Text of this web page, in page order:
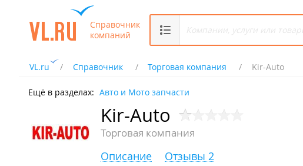
Справочник
компаний
VL.ru Справочник Торговая компания Kir-Auto
Ещё в разделах: Авто и Мото запчасти
Kir-Auto
Торговая компания
Описание Отзывы 2